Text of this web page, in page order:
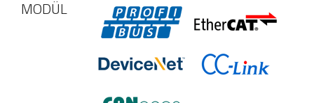
MODÜL